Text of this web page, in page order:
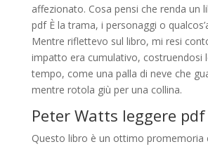
affezionato. Cosa pensi che renda un
pdf È la trama, i personaggi o
Mentre riflettevo sul libro, mi resi
impatto era cumulativo, costruendosi
tempo, come una palla di neve che
mentre rotola giù per una collina.
Peter Watts leggere pdf
Questo libro è un ottimo promemoria